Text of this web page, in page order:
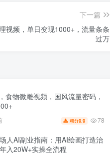
下一篇
视频，单日变现1000+，流量条条
过万
食物微雕视频，国风流量密码，
积分9.9 78
场人AI副业指南：用AI绘画打造治
入20W+实操全流程